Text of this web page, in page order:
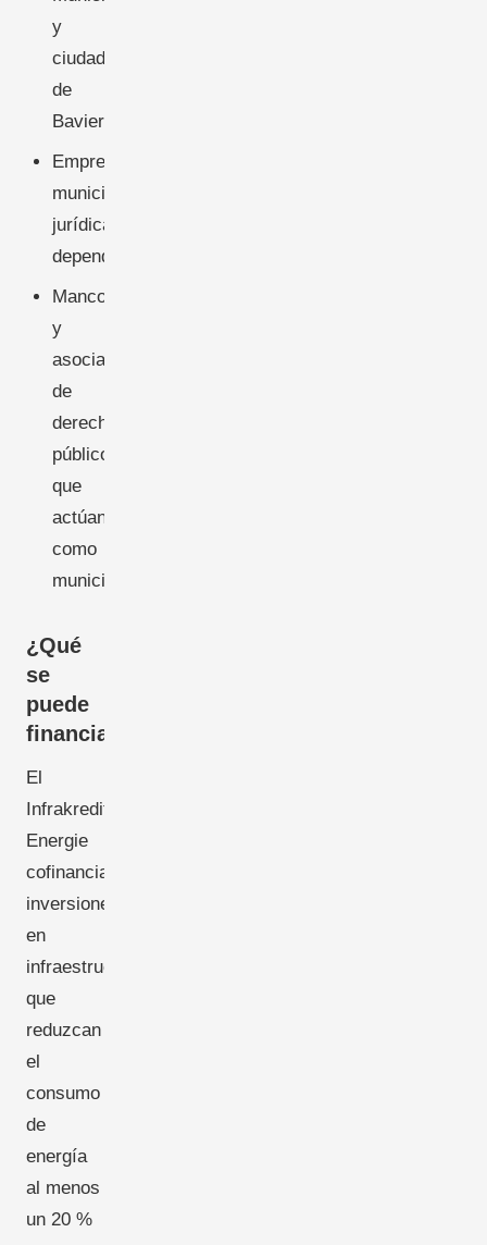
y
ciudades
de
Baviera
Empresas
municipales
jurídicamente
dependientes
Mancomunidades
y
asociaciones
de
derecho
público
que
actúan
como
municipios
¿Qué
se
puede
financiar?
El
Infrakredit
Energie
cofinancia
inversiones
en
infraestructuras
que
reduzcan
el
consumo
de
energía
al menos
un 20 %